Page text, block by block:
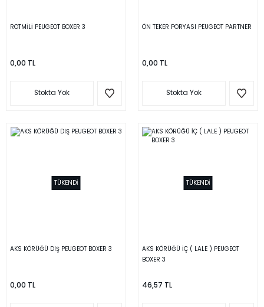
ROTMİLİ PEUGEOT BOXER 3
0,00 TL
Stokta Yok
ÖN TEKER PORYASI PEUGEOT PARTNER
0,00 TL
Stokta Yok
TÜKENDİ
AKS KÖRÜĞÜ DIŞ PEUGEOT BOXER 3
0,00 TL
TÜKENDİ
AKS KÖRÜĞÜ İÇ ( LALE ) PEUGEOT
BOXER 3
46,57 TL